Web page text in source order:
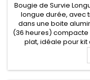
Bougie de Survie
longue durée, avec
dans une boite
(36 heures)
plat, idéale pour